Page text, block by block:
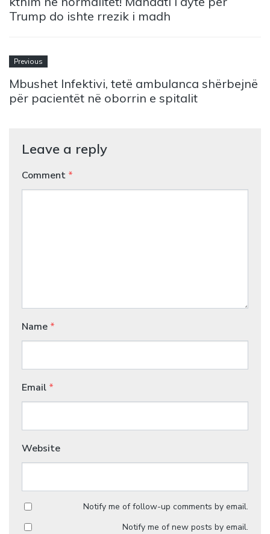
Trump do ishte rrezik i madh
Previous
Mbushet Infektivi, tetë ambulanca shërbejnë
për pacientët në oborrin e spitalit
Leave a reply
Comment *
Name *
Email *
Website
Notify me of follow-up comments by email.
Notify me of new posts by email.